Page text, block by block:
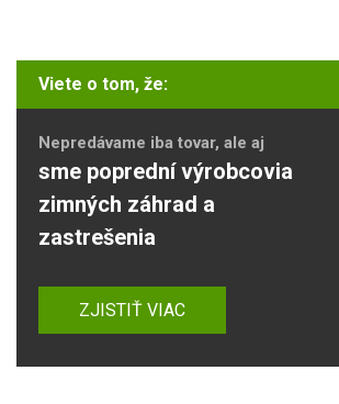
Viete o tom, že:
Nepredávame iba tovar, ale aj
sme poprední výrobcovia
zimných záhrad a
zastrešenia
ZJISTIŤ VIAC